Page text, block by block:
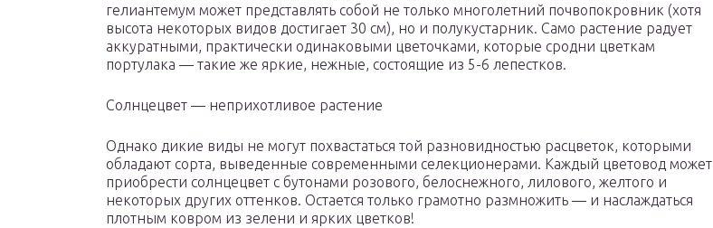
гелиантемум может представлять собой не только многолетний почвопокровник (хотя
высота некоторых видов достигает 30 см), но и полукустарник. Само растение радует
аккуратными, практически одинаковыми цветочками, которые сродни цветкам
портулака — такие же яркие, нежные, состоящие из 5-6 лепестков.
Солнцецвет — неприхотливое растение
Однако дикие виды не могут похвастаться той разновидностью расцветок, которыми
обладают сорта, выведенные современными селекционерами. Каждый цветовод может
приобрести солнцецвет с бутонами розового, белоснежного, лилового, желтого и
некоторых других оттенков. Остается только грамотно размножить — и наслаждаться
плотным ковром из зелени и ярких цветков!